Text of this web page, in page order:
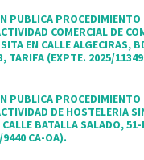
PUBLICA PROCEDIMIENTO
COMERCIAL DE
EN CALLE ALGECIRAS,
TARIFA (EXPTE. 2025/
PUBLICA PROCEDIMIENTO
DE HOSTELERIA
BATALLA SALADO,
CA-OA).